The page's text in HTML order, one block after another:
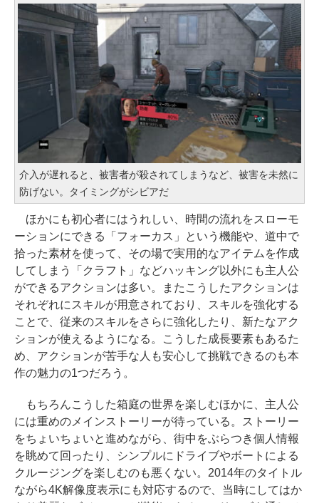
介入が遅れると、被害者が殺されてしまうなど、被害を未然に
防げない。タイミングがシビアだ
ほかにも初心者にはうれしい、時間の流れをスローモ
ーションにできる「フォーカス」という機能や、道中で
拾った素材を使って、その場で実用的なアイテムを作成
してしまう「クラフト」などハッキング以外にも主人公
ができるアクションは多い。またこうしたアクションは
それぞれにスキルが用意されており、スキルを強化する
ことで、従来のスキルをさらに強化したり、新たなアク
ションが使えるようになる。こうした成長要素もあるた
め、アクションが苦手な人も安心して挑戦できるのも本
作の魅力の1つだろう。
もちろんこうした箱庭の世界を楽しむほかに、主人公
には重めのメインストーリーが待っている。ストーリー
をちょいちょいと進めながら、街中をぶらつき個人情報
を眺めて回ったり、シンプルにドライブやボートによる
クルージングを楽しむのも悪くない。2014年のタイトル
ながら4K解像度表示にも対応するので、当時にしてはか